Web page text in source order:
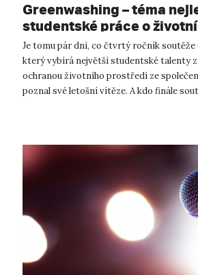
Greenwashing – téma
studentské práce o
Je tomu pár dní, co čtvrtý ročník soutěže
který vybírá největší studentské talenty
ochranou životního prostředí ze
poznal své letošní vítěze. A kdo finále